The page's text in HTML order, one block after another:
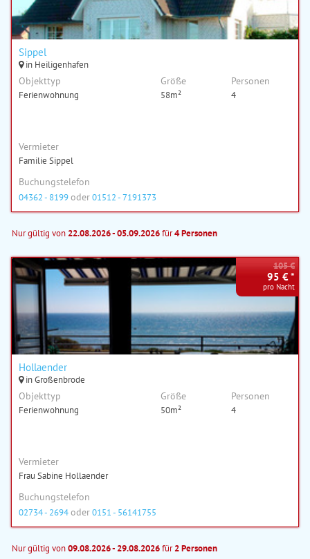
Sippel
in Heiligenhafen
Objekttyp
Ferienwohnung
Größe
58m²
Personen
4
Vermieter
Familie Sippel
Buchungstelefon
04362 - 8199oder01512 - 7191373
Nur gültig von22.08.2026 - 05.09.2026für4 Personen
Hollaender
in Großenbrode
Objekttyp
Ferienwohnung
Größe
50m²
Personen
4
105 €
95 € *
pro Nacht
Vermieter
Frau Sabine Hollaender
Buchungstelefon
02734 - 2694oder0151 - 56141755
Nur gültig von09.08.2026 - 29.08.2026für2 Personen